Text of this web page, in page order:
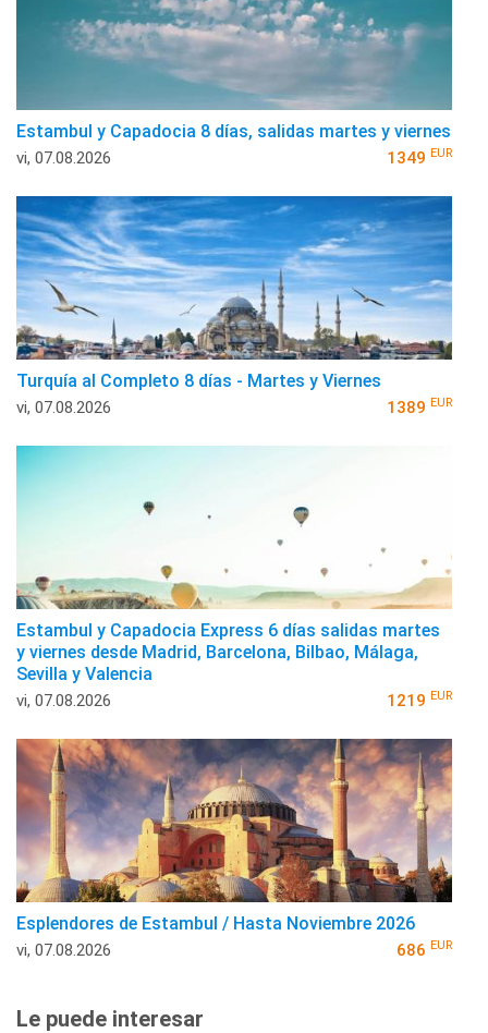
Estambul y Capadocia 8 días, salidas martes y viernes
vi, 07.08.2026 1349 EUR
Turquía al Completo 8 días - Martes y Viernes
vi, 07.08.2026 1389 EUR
Estambul y Capadocia Express 6 días salidas martes
y viernes desde Madrid, Barcelona, Bilbao, Málaga,
Sevilla y Valencia
vi, 07.08.2026 1219 EUR
Esplendores de Estambul / Hasta Noviembre 2026
vi, 07.08.2026 686 EUR
Le puede interesar